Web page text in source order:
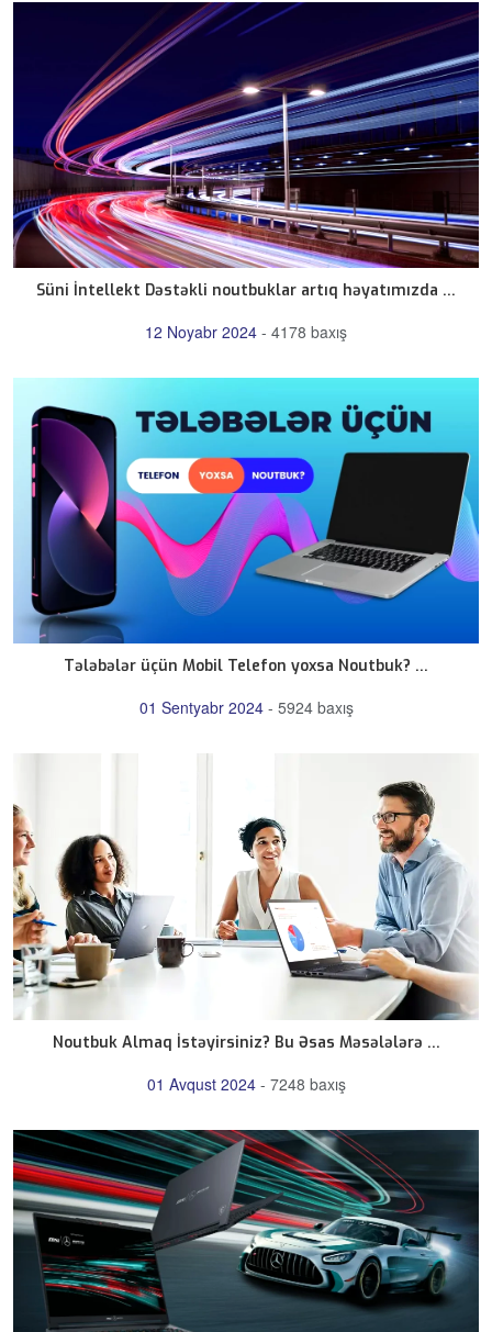
Süni İntellekt Dəstəkli noutbuklar artıq həyatımızda ...
12 Noyabr 2024 - 4178 baxış
Tələbələr üçün Mobil Telefon yoxsa Noutbuk? ...
01 Sentyabr 2024- 5924 baxış
Noutbuk Almaq İstəyirsiniz? Bu Əsas Məsələlərə ...
01 Avqust 2024- 7248 baxış